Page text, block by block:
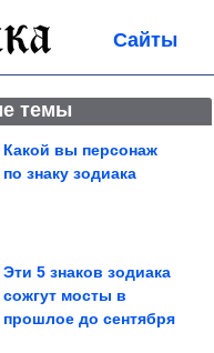
Сайты
темы
Какой вы персонаж
по знаку зодиака
Эти 5 знаков зодиака
сожгут мосты в
прошлое до сентября